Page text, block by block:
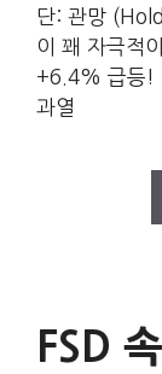
단: 관망
이 꽤 자극적
+6.4% 급등!
과열
FSD